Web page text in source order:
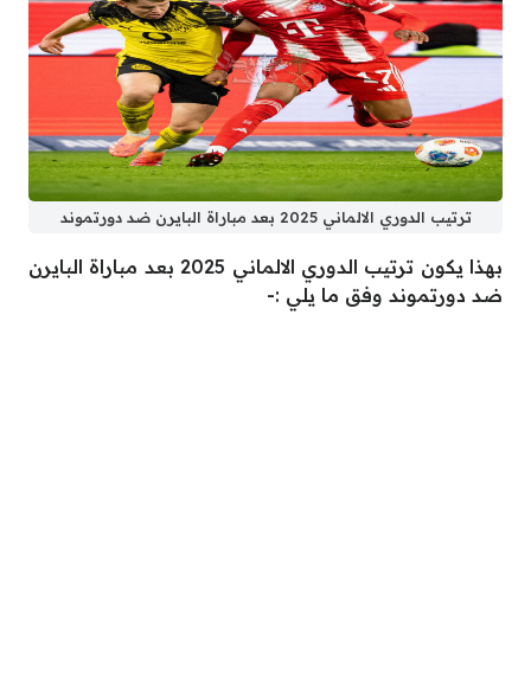
ترتيب الدوري الالماني 2025 بعد مباراة البايرن ضد دورتموند
بهذا يكون ترتيب الدوري الالماني 2025 بعد مباراة البايرن
ضد دورتموند وفق ما يلي :-